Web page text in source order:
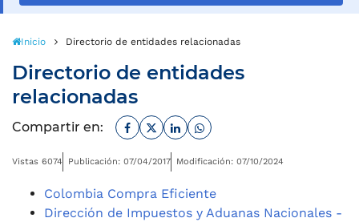
Inicio Directorio de entidades relacionadas
Directorio de entidades
relacionadas
Compartir en: Facebook
TwitterLinkedinWhatsapp
Vistas 6074 Publicación: 07/04/2017 Modificación: 07/10/2024
Colombia Compra Eficiente
Dirección de Impuestos y Aduanas Nacionales -